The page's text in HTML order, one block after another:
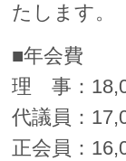
たします。
■年会費
理 事：
代議員：
正会員：